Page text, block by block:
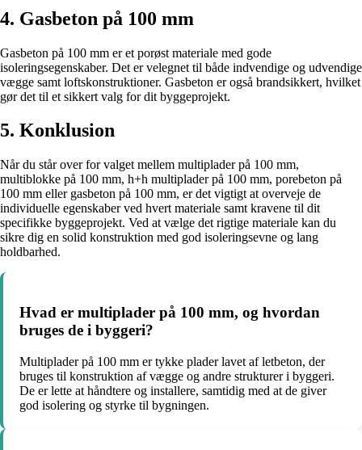
4. Gasbeton på 100 mm
Gasbeton på 100 mm er et porøst materiale med gode
isoleringsegenskaber. Det er velegnet til både indvendige og udvendige
vægge samt loftskonstruktioner. Gasbeton er også brandsikkert, hvilket
gør det til et sikkert valg for dit byggeprojekt.
5. Konklusion
Når du står over for valget mellem multiplader på 100 mm,
multiblokke på 100 mm, h+h multiplader på 100 mm, porebeton på
100 mm eller gasbeton på 100 mm, er det vigtigt at overveje de
individuelle egenskaber ved hvert materiale samt kravene til dit
specifikke byggeprojekt. Ved at vælge det rigtige materiale kan du
sikre dig en solid konstruktion med god isoleringsevne og lang
holdbarhed.
Hvad er multiplader på 100 mm, og hvordan
bruges de i byggeri?
Multiplader på 100 mm er tykke plader lavet af letbeton, der
bruges til konstruktion af vægge og andre strukturer i byggeri.
De er lette at håndtere og installere, samtidig med at de giver
god isolering og styrke til bygningen.